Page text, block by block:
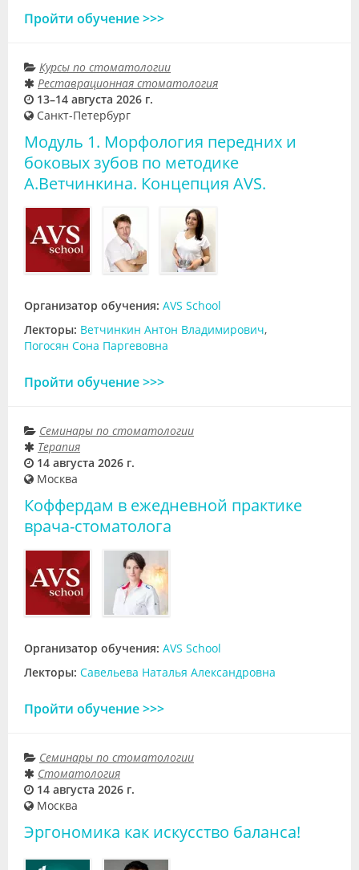
Пройти обучение >>>
Курсы по стоматологии
Реставрационная стоматология
13–14 августа 2026 г.
Санкт-Петербург
Модуль 1. Морфология передних и
боковых зубов по методике
А.Ветчинкина. Концепция AVS.
Организатор обучения: AVS School
Лекторы: Ветчинкин Антон Владимирович,
Погосян Сона Паргевовна
Пройти обучение >>>
Семинары по стоматологии
Терапия
14 августа 2026 г.
Москва
Коффердам в ежедневной практике
врача-стоматолога
Организатор обучения: AVS School
Лекторы: Савельева Наталья Александровна
Пройти обучение >>>
Семинары по стоматологии
Стоматология
14 августа 2026 г.
Москва
Эргономика как искусство баланса!